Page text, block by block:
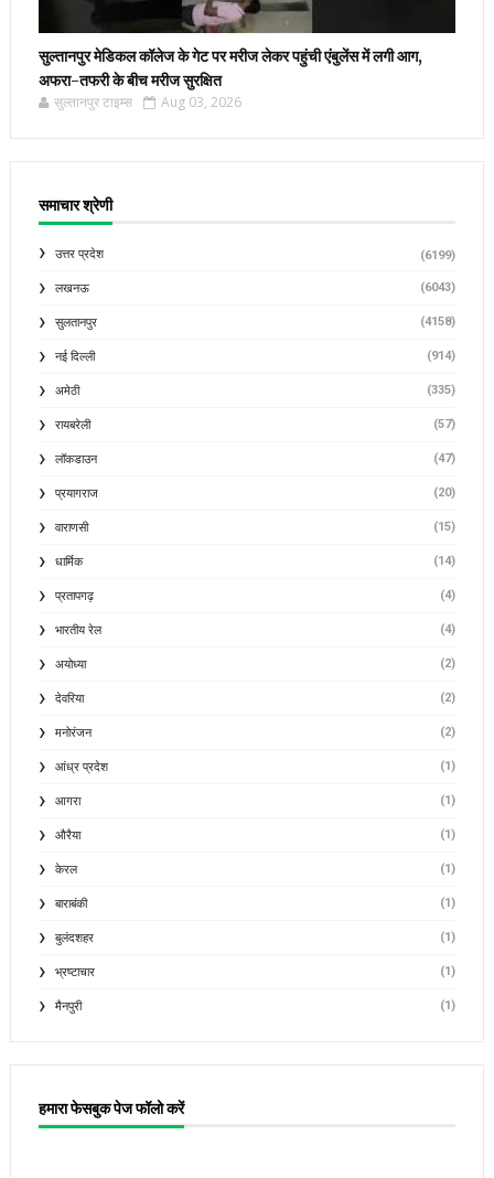
सुल्तानपुर मेडिकल कॉलेज के गेट पर मरीज लेकर पहुंची एंबुलेंस में लगी आग,
अफरा-तफरी के बीच मरीज सुरक्षित
सुल्तानपुर टाइम्स Aug 03, 2026
समाचार श्रेणी
उत्तर प्रदेश (6199)
लखनऊ (6043)
सुलतानपुर (4158)
नई दिल्ली (914)
अमेठी (335)
रायबरेली (57)
लॉकडाउन (47)
प्रयागराज (20)
वाराणसी (15)
धार्मिक (14)
प्रतापगढ़ (4)
भारतीय रेल (4)
अयोध्या (2)
देवरिया (2)
मनोरंजन (2)
आंध्र प्रदेश (1)
आगरा (1)
औरैया (1)
केरल (1)
बाराबंकी (1)
बुलंदशहर (1)
भ्रष्टाचार (1)
मैनपुरी (1)
हमारा फेसबुक पेज फॉलो करें